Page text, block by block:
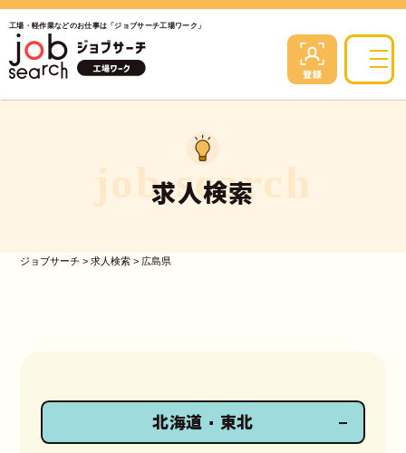
工場・軽作業などのお仕事は「ジョブサーチ工場ワーク」
求人検索
job search
ジョブサーチ >求人検索 > 広島県
北海道・東北